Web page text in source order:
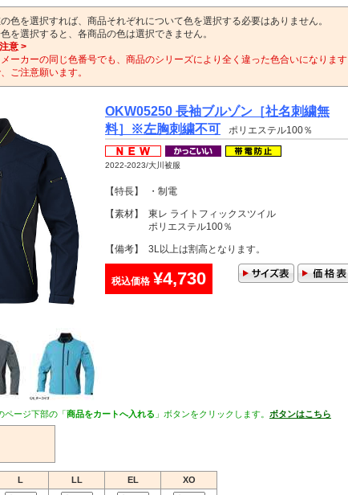
色を選択すれば、商品それぞれについて色を選択する必要はありません。
を選択すると、各商品の色は選択できません。
意 >
メーカーの同じ色番号でも、商品のシリーズにより全く違った色合いになります
ご注意願います。
OKW05250 長袖ブルゾン［社名刺繍無
料］※左胸刺繍不可
ポリエステル100％
2022-2023/大川被服
【特長】
・制電
【素材】
東レ ライトフィックスツイル
ポリエステル100％
【備考】
3L以上は割高となります。
税込価格 ¥4,730
ページ下部の「商品をカートへ入れる 」ボタンをクリックします。 ボタンはこちら
L LL EL XO